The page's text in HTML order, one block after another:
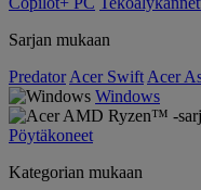
Sarjan mukaan
Predator Acer Swift Acer
Windows
Pöytäkoneet
Kategorian mukaan